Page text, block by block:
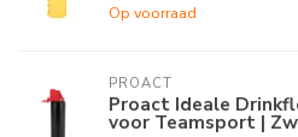
Op voorraad
PROACT
Proact Ideale
voor Teamsport |